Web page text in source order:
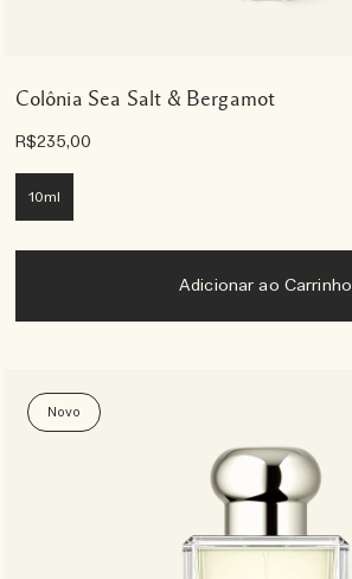
Colônia Sea Salt & Bergamot
R$235,00
10ml
Adicionar ao Carrinho
Novo